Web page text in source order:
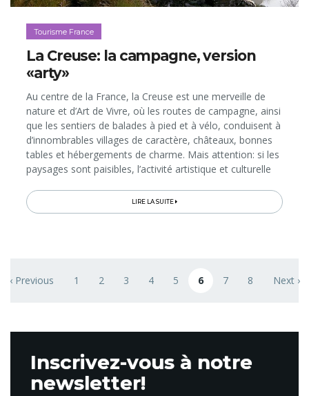
Tourisme France
La Creuse: la campagne, version
«arty»
Au centre de la France, la Creuse est une merveille de
nature et d’Art de Vivre, où les routes de campagne, ainsi
que les sentiers de balades à pied et à vélo, conduisent à
d’innombrables villages de caractère, châteaux, bonnes
tables et hébergements de charme. Mais attention: si les
paysages sont paisibles, l’activité artistique et culturelle
traditions, de même que des musées ultra-modernes se
réapproprient les talents et savoir-faire centenaires!
LIRE LA SUITE
Previous page
‹ Previous Page
1 Page
2 Page
3 Page
4 Page
5 Page courante
6 Page
7 Page
8 Next
Next ›
Inscrivez-vous à notre
newsletter!